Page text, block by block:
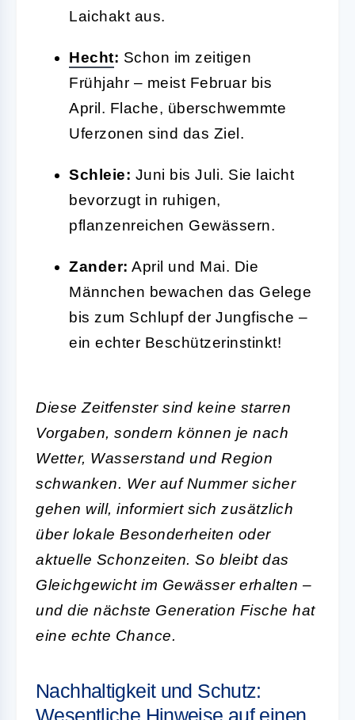
Laichakt aus.
Hecht: Schon im zeitigen
Frühjahr – meist Februar bis
April. Flache, überschwemmte
Uferzonen sind das Ziel.
Schleie: Juni bis Juli. Sie laicht
bevorzugt in ruhigen,
pflanzenreichen Gewässern.
Zander: April und Mai. Die
Männchen bewachen das Gelege
bis zum Schlupf der Jungfische –
ein echter Beschützerinstinkt!
Diese Zeitfenster sind keine starren
Vorgaben, sondern können je nach
Wetter, Wasserstand und Region
schwanken. Wer auf Nummer sicher
gehen will, informiert sich zusätzlich
über lokale Besonderheiten oder
aktuelle Schonzeiten. So bleibt das
Gleichgewicht im Gewässer erhalten –
und die nächste Generation Fische hat
eine echte Chance.
Nachhaltigkeit und Schutz:
Wesentliche Hinweise auf einen